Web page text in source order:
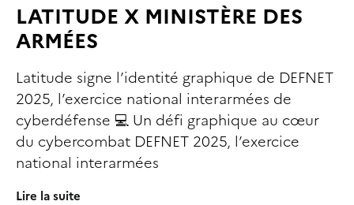
LATITUDE X MINISTÈRE DES
ARMÉES
Latitude signe l’identité graphique de DEFNET
2025, l’exercice national interarmées de
cyberdéfense 💻 Un défi graphique au cœur
du cybercombat DEFNET 2025, l’exercice
national interarmées
Lire la suite